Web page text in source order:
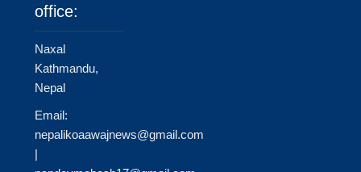
office:
Naxal
Kathmandu,
Nepal
Email:
nepalikoaawajnews@gmail.com
|